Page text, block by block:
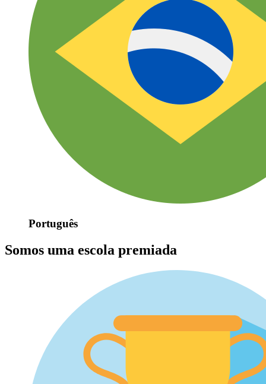
Português
Somos uma escola premiada